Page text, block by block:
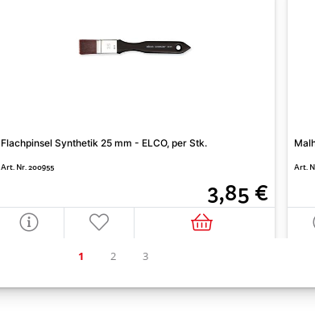
Flachpinsel Synthetik 25 mm - ELCO, per Stk.
Art. Nr. 200955
3,85 €
Art.